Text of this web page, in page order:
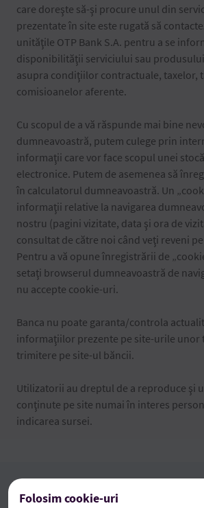
care doreşte să-şi procure unul din
prezentate în site este rugată să
unităţile OTP Bank S.A. pentru a se
disponibilităţii serviciului sau produsului
asupra condiţiilor contractuale, taxelor,
comisioanelor aferente.
Cu scopul de a vă răspunde mai bine
dumneavoastră, putem culege prin
informaţii care vor face scopul unei
electronice. Putem de asemenea să
în calculatorul dumneavoastră. Un
informaţii relative la navigarea
nostru (pagini vizitate, data şi ora de
consultat de către noi când veţi reveni
Pentru a vă opune înregistrării de
setaţi browserul dumneavoastră de
nu accepte cookie-uri.
Banca nu poate garanta/controla
informaţiilor prezente pe site-urile unor
trimitere pe site-ul băncii.
Utilizatorii au dreptul de a reproduce şi
conţinute pe site numai în interes
indicarea sursei.
Folosim cookie-uri